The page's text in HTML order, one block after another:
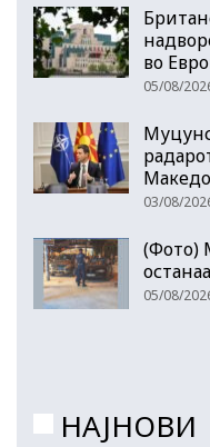
во
05/08/
03/08/
(Фото)
05/08/
НАЈНОВИ